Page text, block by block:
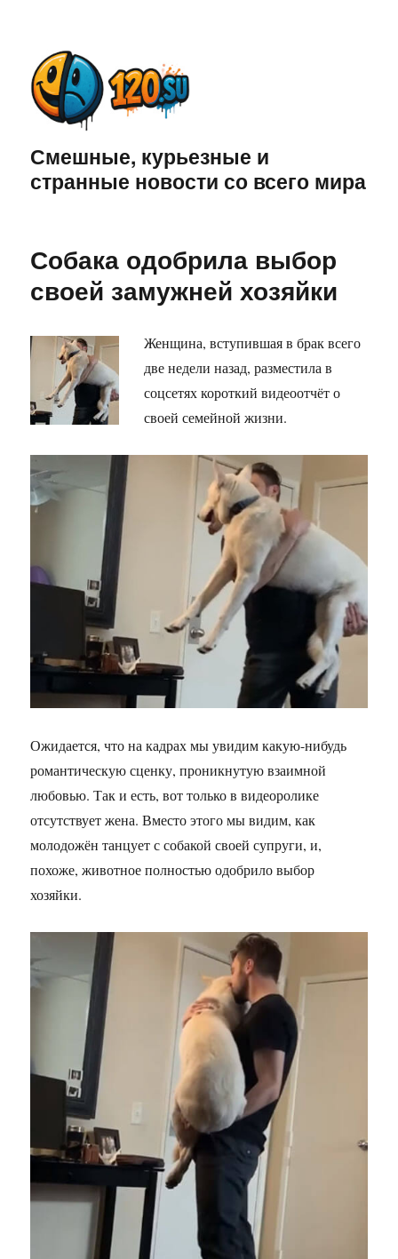
Смешные, курьезные и
странные новости со всего мира
Собака одобрила выбор
своей замужней хозяйки
Женщина, вступившая в брак всего
две недели назад, разместила в
соцсетях короткий видеоотчёт о
своей семейной жизни.
Ожидается, что на кадрах мы увидим какую-нибудь
романтическую сценку, проникнутую взаимной
любовью. Так и есть, вот только в видеоролике
отсутствует жена. Вместо этого мы видим, как
молодожён танцует с собакой своей супруги, и,
похоже, животное полностью одобрило выбор
хозяйки.